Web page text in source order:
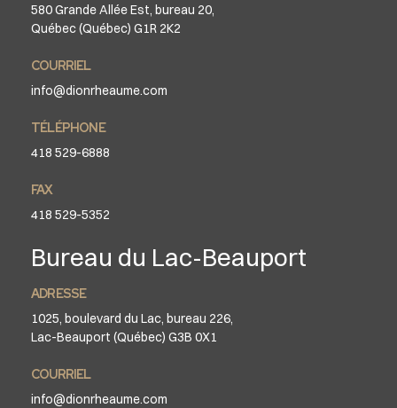
580 Grande Allée Est, bureau 20,
Québec (Québec) G1R 2K2
COURRIEL
info@dionrheaume.com
TÉLÉPHONE
418 529-6888
FAX
418 529-5352
Bureau du Lac-Beauport
ADRESSE
1025, boulevard du Lac, bureau 226,
Lac-Beauport (Québec) G3B 0X1
COURRIEL
info@dionrheaume.com